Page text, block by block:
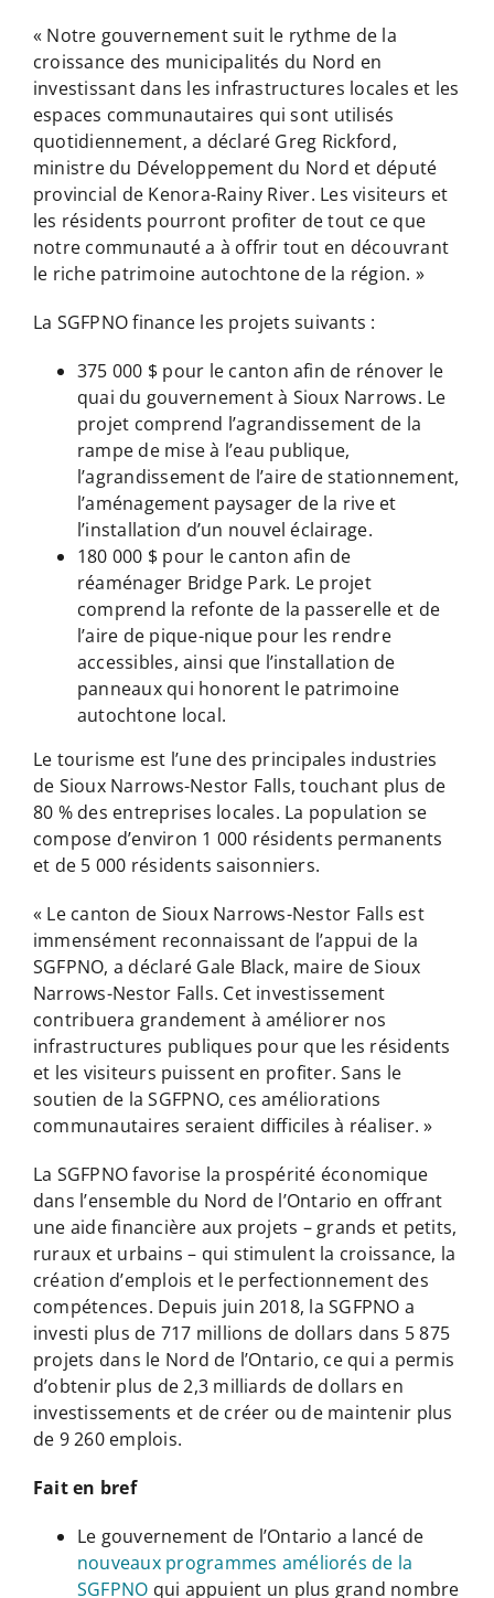
« Notre gouvernement suit le rythme de la
croissance des municipalités du Nord en
investissant dans les infrastructures locales et les
espaces communautaires qui sont utilisés
quotidiennement, a déclaré Greg Rickford,
ministre du Développement du Nord et député
provincial de Kenora-Rainy River. Les visiteurs et
les résidents pourront profiter de tout ce que
notre communauté a à offrir tout en découvrant
le riche patrimoine autochtone de la région. »
La SGFPNO finance les projets suivants :
375 000 $ pour le canton afin de rénover le
quai du gouvernement à Sioux Narrows. Le
projet comprend l’agrandissement de la
rampe de mise à l’eau publique,
l’agrandissement de l’aire de stationnement,
l’aménagement paysager de la rive et
l’installation d’un nouvel éclairage.
180 000 $ pour le canton afin de
réaménager Bridge Park. Le projet
comprend la refonte de la passerelle et de
l’aire de pique-nique pour les rendre
accessibles, ainsi que l’installation de
panneaux qui honorent le patrimoine
autochtone local.
Le tourisme est l’une des principales industries
de Sioux Narrows-Nestor Falls, touchant plus de
80 % des entreprises locales. La population se
compose d’environ 1 000 résidents permanents
et de 5 000 résidents saisonniers.
« Le canton de Sioux Narrows-Nestor Falls est
immensément reconnaissant de l’appui de la
SGFPNO, a déclaré Gale Black, maire de Sioux
Narrows-Nestor Falls. Cet investissement
contribuera grandement à améliorer nos
infrastructures publiques pour que les résidents
et les visiteurs puissent en profiter. Sans le
soutien de la SGFPNO, ces améliorations
communautaires seraient difficiles à réaliser. »
La SGFPNO favorise la prospérité économique
dans l’ensemble du Nord de l’Ontario en offrant
une aide financière aux projets – grands et petits,
ruraux et urbains – qui stimulent la croissance, la
création d’emplois et le perfectionnement des
compétences. Depuis juin 2018, la SGFPNO a
investi plus de 717 millions de dollars dans 5 875
projets dans le Nord de l’Ontario, ce qui a permis
d’obtenir plus de 2,3 milliards de dollars en
investissements et de créer ou de maintenir plus
de 9 260 emplois.
Fait en bref
Le gouvernement de l’Ontario a lancé de
nouveaux programmes améliorés de la
SGFPNO qui appuient un plus grand nombre